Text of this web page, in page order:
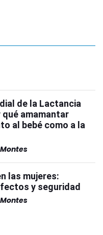
de la Lactancia
amamantar
al bebé como a la
las mujeres:
y seguridad